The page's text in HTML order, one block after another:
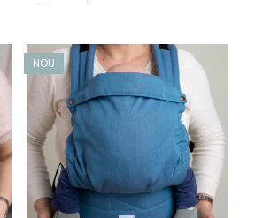
NOU